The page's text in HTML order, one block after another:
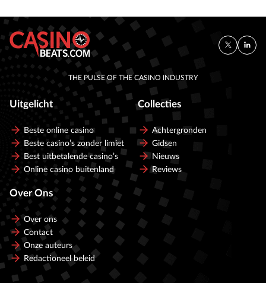
THE PULSE OF THE CASINO INDUSTRY
Uitgelicht
Beste online casino
Beste casino’s zonder limiet
Best uitbetalende casino’s
Online casino buitenland
Collecties
Achtergronden
Gidsen
Nieuws
Reviews
Over Ons
Over ons
Contact
Onze auteurs
Redactioneel beleid